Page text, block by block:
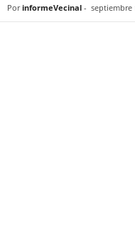
Por informeVecinal - septiembre